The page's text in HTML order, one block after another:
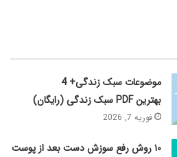
موضوعات سبک زندگی+ 4
بهترین PDF سبک زندگی (رایگان)
فوریه 7, 2026
۱۰ روش رفع سوزش دست بعد از پوست